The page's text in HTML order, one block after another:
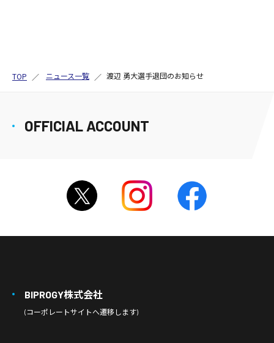
TOP ニュース一覧 渡辺 勇大選手退団のお知らせ
OFFICIAL ACCOUNT
BIPROGY株式会社
(コーポレートサイトへ遷移します)